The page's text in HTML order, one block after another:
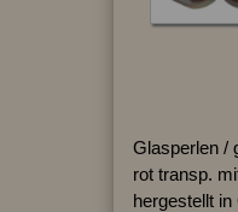
Glasperlen /
rot transp.
hergestellt